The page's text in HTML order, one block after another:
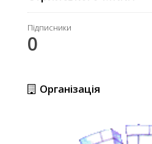
Підписники
0
Організація